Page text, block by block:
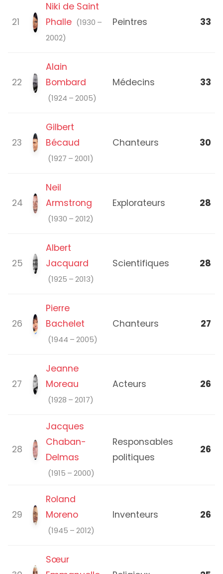
21
Niki de Saint
Phalle (1930 –
2002)
Peintres 33
22
Alain
Bombard
(1924 – 2005)
Médecins 33
23
Gilbert
Bécaud
(1927 – 2001)
Chanteurs 30
24
Neil
Armstrong
(1930 – 2012)
Explorateurs 28
25
Albert
Jacquard
(1925 – 2013)
Scientifiques 28
26
Pierre
Bachelet
(1944 – 2005)
Chanteurs 27
27
Jeanne
Moreau
(1928 – 2017)
Acteurs 26
28
Jacques
Chaban-
Delmas
(1915 – 2000)
Responsables
politiques
26
29
Roland
Moreno
(1945 – 2012)
Inventeurs 26
Sœur